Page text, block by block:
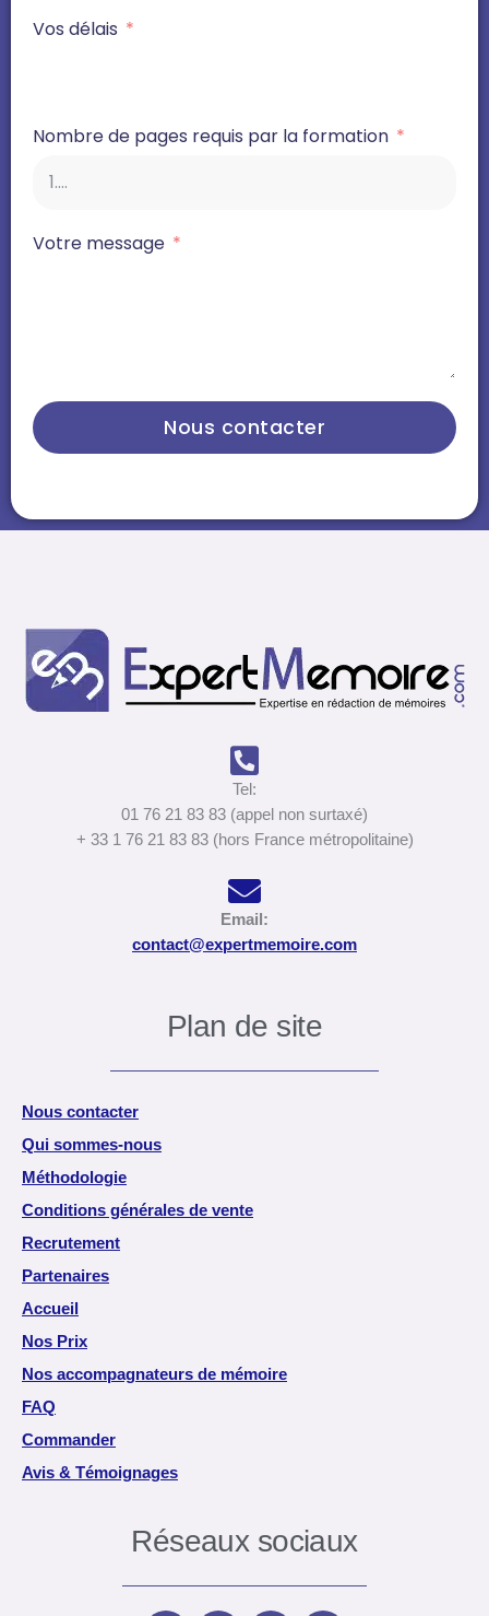
Vos délais
Nombre de pages requis par la formation
Votre message
Nous contacter
Tel:
01 76 21 83 83 (appel non surtaxé)
+ 33 1 76 21 83 83 (hors France métropolitaine)
Email:
contact@expertmemoire.com
Plan de site
Nous contacter
Qui sommes-nous
Méthodologie
Conditions générales de vente
Recrutement
Partenaires
Accueil
Nos Prix
Nos accompagnateurs de mémoire
FAQ
Commander
Avis & Témoignages
Réseaux sociaux